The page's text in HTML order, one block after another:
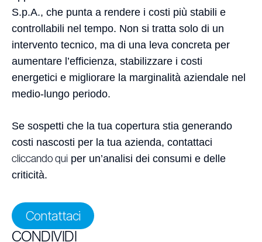
S.p.A., che punta a rendere i costi più stabili e
controllabili nel tempo. Non si tratta solo di un
intervento tecnico, ma di una leva concreta per
aumentare l’efficienza, stabilizzare i costi
energetici e migliorare la marginalità aziendale nel
medio-lungo periodo.
Se sospetti che la tua copertura stia generando
costi nascosti per la tua azienda, contattaci
cliccando qui per un’analisi dei consumi e delle
criticità.
Contattaci
CONDIVIDI